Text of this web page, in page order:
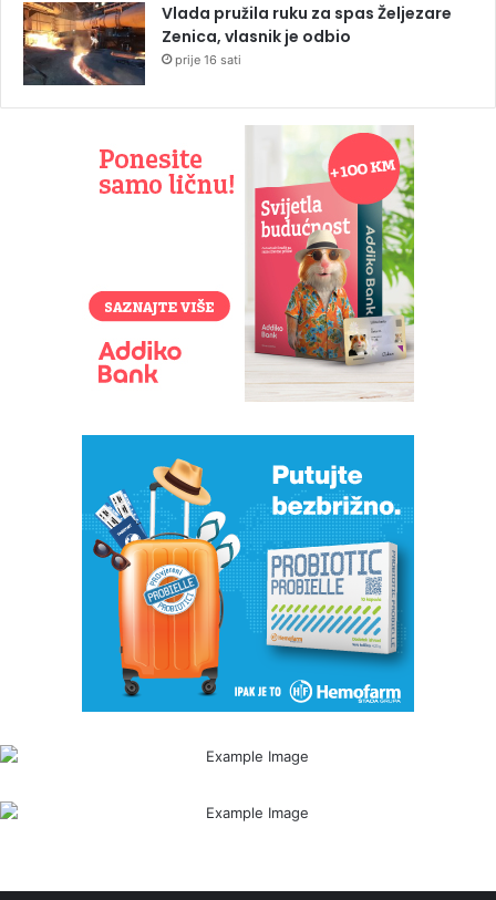
Vlada pružila ruku za spas Željezare
Zenica, vlasnik je odbio
prije 16 sati